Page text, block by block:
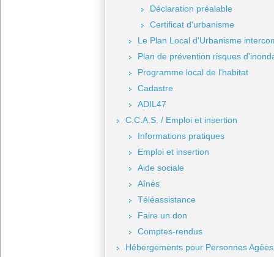
Déclaration préalable
Certificat d'urbanisme
Le Plan Local d'Urbanisme
Plan de prévention risques
Programme local de l'habitat
Cadastre
ADIL47
C.C.A.S. / Emploi et insertion
Informations pratiques
Emploi et insertion
Aide sociale
Aînés
Téléassistance
Faire un don
Comptes-rendus
Hébergements pour Personnes Agées